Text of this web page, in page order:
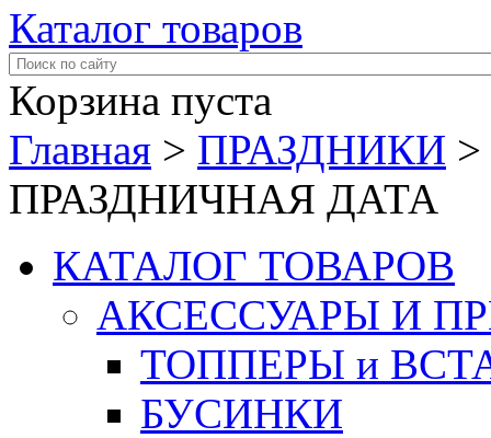
Каталог товаров
Корзина пуста
Главная > ПРАЗДНИКИ >
ПРАЗДНИЧНАЯ ДАТА
КАТАЛОГ ТОВАРОВ
АКСЕССУАРЫ И
ТОППЕРЫ и
БУСИНКИ